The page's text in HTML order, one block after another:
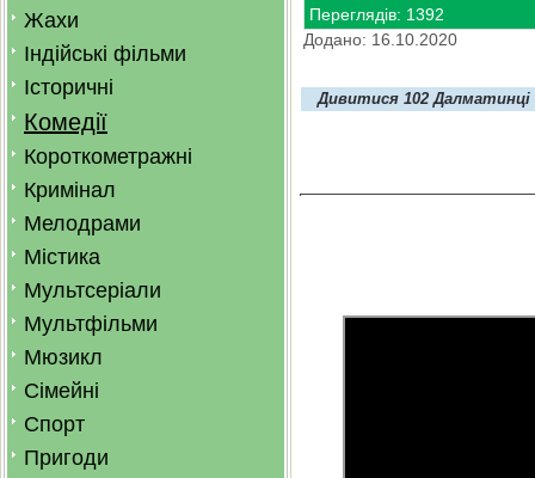
Жахи
Індійські фільми
Історичні
Комедії
Короткометражні
Кримінал
Мелодрами
Містика
Мультсеріали
Мультфільми
Мюзикл
Сімейні
Спорт
Пригоди
Переглядів: 1392
Додано: 16.10.2020
Дивитися 102 Далматинці